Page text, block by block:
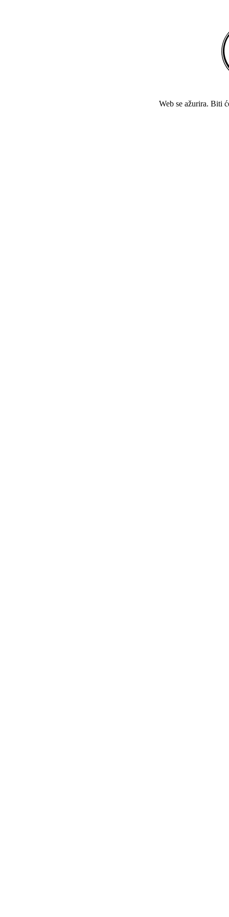
Web se ažurira. Biti